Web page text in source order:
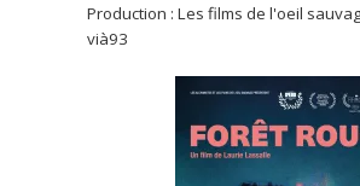
Production : Les films de l'oeil
vià93